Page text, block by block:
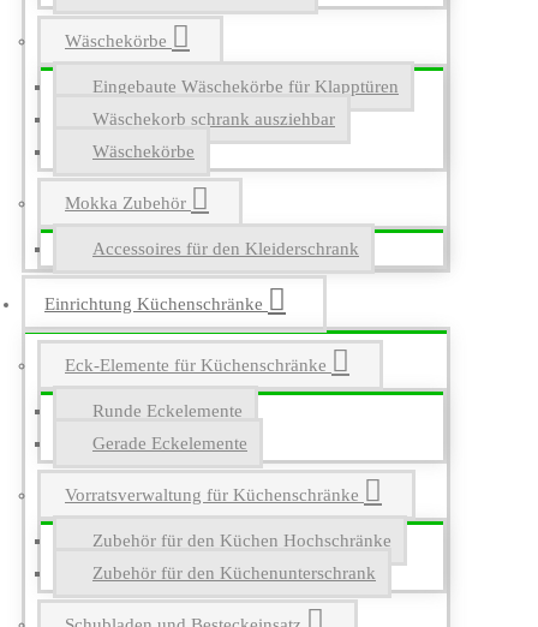
Wäschekörbe
Eingebaute Wäschekörbe für Klapptüren
Wäschekorb schrank ausziehbar
Wäschekörbe
Mokka Zubehör
Accessoires für den Kleiderschrank
Einrichtung Küchenschränke
Eck-Elemente für Küchenschränke
Runde Eckelemente
Gerade Eckelemente
Vorratsverwaltung für Küchenschränke
Zubehör für den Küchen Hochschränke
Zubehör für den Küchenunterschrank